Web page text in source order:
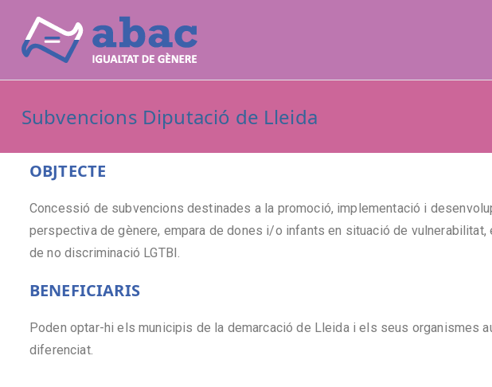
Subvencions Diputació de Lleida
OBJTECTE
Concessió de subvencions destinades a la promoció, implementació i
perspectiva de gènere, empara de dones i/o infants en situació de
de no discriminació LGTBI.
BENEFICIARIS
Poden optar-hi els municipis de la demarcació de Lleida i els seus organismes
diferenciat.